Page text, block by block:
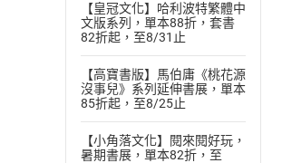
【皇冠文化】哈利波特繁體中
文版系列，單本88折，套書
82折起，至8/31止
【高寶書版】馬伯庸《桃花源
沒事兒》系列延伸書展，單本
85折起，至8/25止
【小角落文化】閱來閱好玩，
暑期書展，單本82折，至